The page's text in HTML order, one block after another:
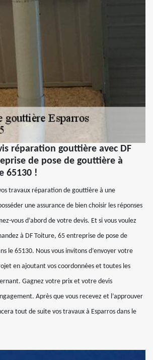
réparation gouttière avec DF
de pose de gouttière à
65130 !
travaux réparation de gouttière à une
une assurance de bien choisir les réponses
vous d’abord de votre devis. Et si vous voulez
à DF Toiture, 65 entreprise de pose de
le 65130. Nous vous invitons d’envoyer votre
en ajoutant vos coordonnées et toutes les
Gagnez votre prix et votre devis
Après que vous recevez et l’approuver
tout de suite vos travaux à Esparros dans le